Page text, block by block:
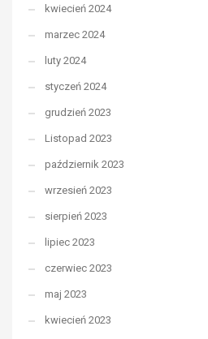
kwiecień 2024
marzec 2024
luty 2024
styczeń 2024
grudzień 2023
Listopad 2023
październik 2023
wrzesień 2023
sierpień 2023
lipiec 2023
czerwiec 2023
maj 2023
kwiecień 2023